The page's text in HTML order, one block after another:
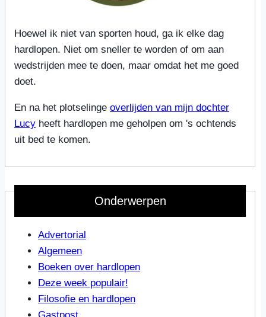
Hoewel ik niet van sporten houd, ga ik elke dag
hardlopen. Niet om sneller te worden of om aan
wedstrijden mee te doen, maar omdat het me goed
doet.
En na het plotselinge overlijden van mijn dochter
Lucy heeft hardlopen me geholpen om 's ochtends
uit bed te komen.
Onderwerpen
Advertorial
Algemeen
Boeken over hardlopen
Deze week populair!
Filosofie en hardlopen